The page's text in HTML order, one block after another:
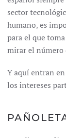
sector
humano, es
para el que
mirar el
Y aquí entran
los intereses